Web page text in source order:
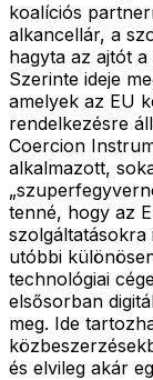
koalíciós
alkancellár, a
hagyta az ajtót
Szerinte ideje
amelyek az EU
rendelkezésre
Coercion
alkalmazott,
tenné, hogy az
szolgáltatásokra
utóbbi
technológiai
elsősorban
meg. Ide
és elvileg akár